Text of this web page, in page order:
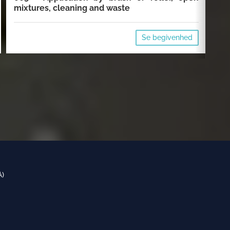
mixtures, cleaning and waste
Se begivenhed